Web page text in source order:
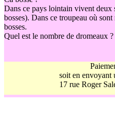
Dans ce pays lointain vivent deux
bosses). Dans ce troupeau où
bosses.
Quel est le nombre de dromeaux ?
soit en envoyant
17 rue Roger